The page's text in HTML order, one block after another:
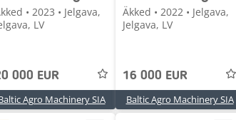
• 2023 • Jelgava,
LV
000 EUR
Agro Machinery SIA
Äkked • 2022 • Jelgava,
Jelgava, LV
16 000 EUR
Baltic Agro Machinery SIA